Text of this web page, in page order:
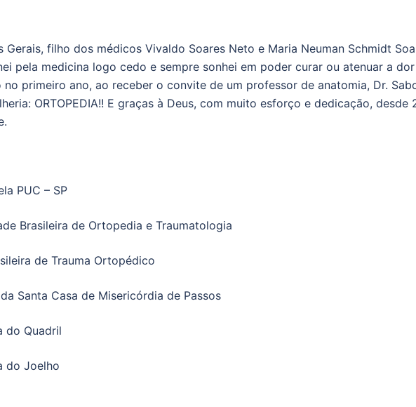
Gerais, filho dos médicos Vivaldo Soares Neto e Maria Neuman Schmidt
pela medicina logo cedo e sempre sonhei em poder curar ou atenuar a
primeiro ano, ao receber o convite de um professor de anatomia, Dr.
ORTOPEDIA!! E graças à Deus, com muito esforço e dedicação,
PUC – SP
Brasileira de Ortopedia e Traumatologia
de Trauma Ortopédico
Santa Casa de Misericórdia de Passos
do Quadril
do Joelho